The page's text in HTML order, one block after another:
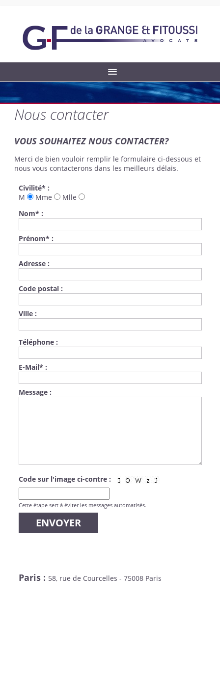
Nous contacter
VOUS SOUHAITEZ NOUS CONTACTER?
Merci de bien vouloir remplir le formulaire ci-dessous et
nous vous contacterons dans les meilleurs délais.
Civilité* :
M
Mme
Mlle
Nom* :
Prénom* :
Adresse :
Code postal :
Ville :
Téléphone :
E-Mail* :
Message :
Code sur l'image ci-contre :
Cette étape sert à éviter les messages automatisés.
Paris : 58, rue de Courcelles - 75008 Paris